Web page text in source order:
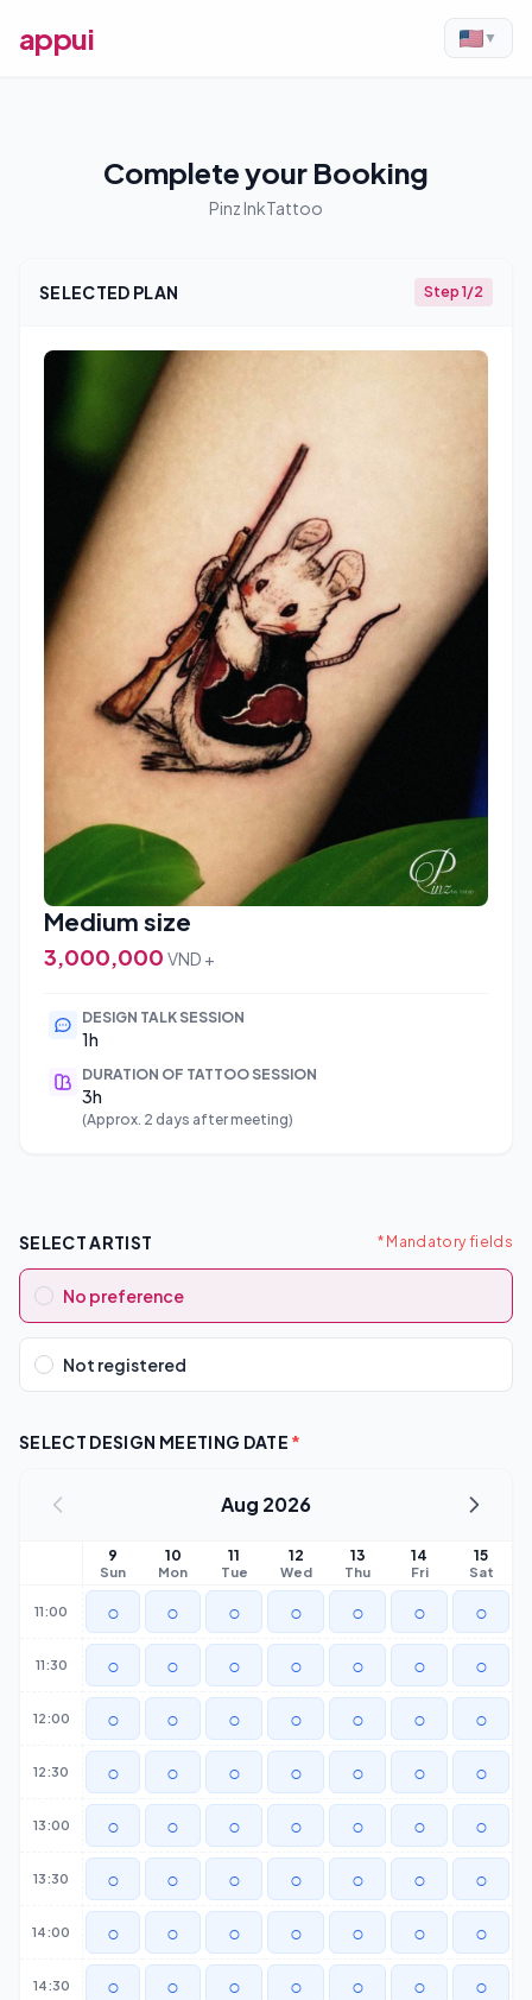
appui ▼
Complete your Booking
Pinz InkTattoo
SELECTED PLAN Step 1/2
Medium size
3,000,000 VND +
DESIGN TALK SESSION
1h
DURATION OF TATTOO SESSION
3h
(Approx. 2 days after meeting)
SELECT ARTIST * Mandatory fields
No preference
Not registered
SELECT DESIGN MEETING DATE *
Aug 2026
9
Sun
10
Mon
11
Tue
12
Wed
13
Thu
14
Fri
15
Sat
11:00 ○ ○ ○ ○ ○ ○ ○
11:30 ○ ○ ○ ○ ○ ○ ○
12:00 ○ ○ ○ ○ ○ ○ ○
12:30 ○ ○ ○ ○ ○ ○ ○
13:00 ○ ○ ○ ○ ○ ○ ○
13:30 ○ ○ ○ ○ ○ ○ ○
14:00 ○ ○ ○ ○ ○ ○ ○
14:30 ○ ○ ○ ○ ○ ○ ○